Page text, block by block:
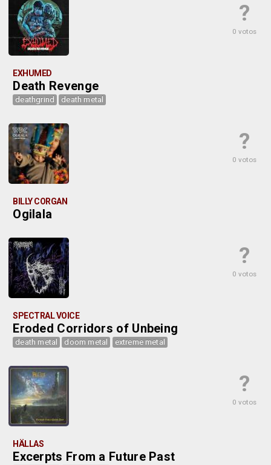
?
0 votos
EXHUMED
Death Revenge
deathgrind death metal
?
0 votos
BILLY CORGAN
Ogilala
?
0 votos
SPECTRAL VOICE
Eroded Corridors of Unbeing
death metal doom metal extreme metal
?
0 votos
HÄLLAS
Excerpts From a Future Past